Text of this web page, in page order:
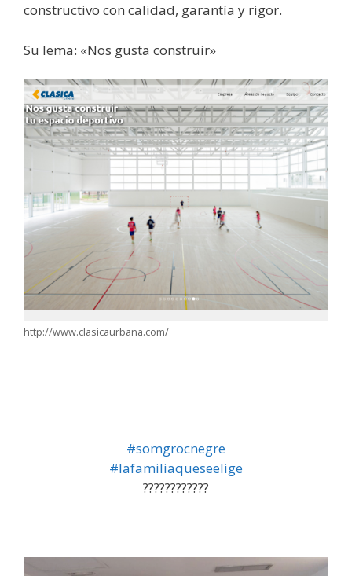
constructivo con calidad, garantía y rigor.
Su lema: «Nos gusta construir»
http://www.clasicaurbana.com/
#somgrocnegre
#lafamiliaqueseelige
????????????